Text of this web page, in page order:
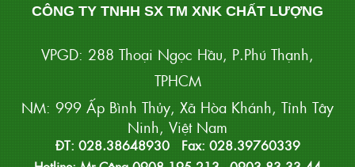
CÔNG TY TNHH SX TM XNK CHẤT LƯỢNG
VPGD: 288 Thoại Ngọc Hầu, P.Phú Thạnh,
TPHCM
NM: 999 Ấp Bình Thủy, Xã Hòa Khánh, Tỉnh Tây
Ninh, Việt Nam
ĐT: 028.38648930 Fax: 028.39760339